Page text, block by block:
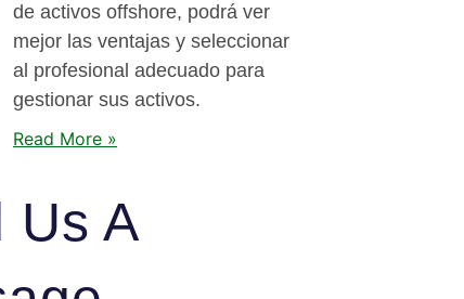
de activos offshore, podrá ver
mejor las ventajas y seleccionar
al profesional adecuado para
gestionar sus activos.
Read More »
Us A